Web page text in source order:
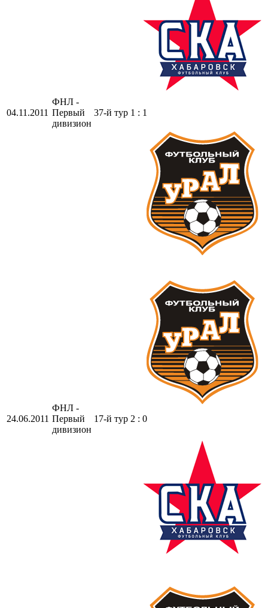
04.11.2011
ФНЛ -
Первый
дивизион
37-й тур 1 : 1
24.06.2011
ФНЛ -
Первый
дивизион
17-й тур 2 : 0